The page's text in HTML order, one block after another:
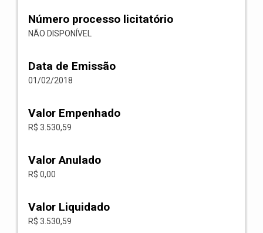
Número processo licitatório
NÃO DISPONÍVEL
Data de Emissão
01/02/2018
Valor Empenhado
R$ 3.530,59
Valor Anulado
R$ 0,00
Valor Liquidado
R$ 3.530,59